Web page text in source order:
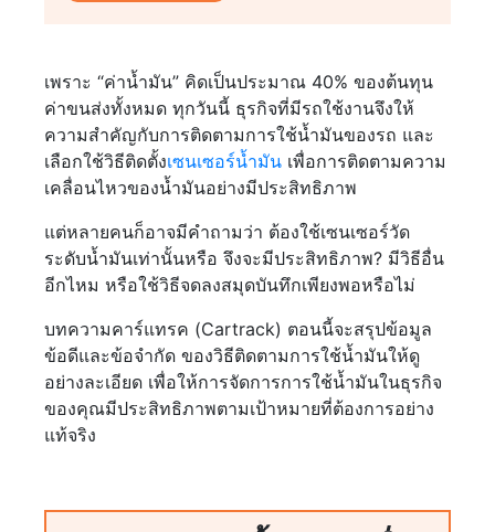
เพราะ “ค่าน้ำมัน” คิดเป็นประมาณ 40% ของต้นทุน
ค่าขนส่งทั้งหมด ทุกวันนี้ ธุรกิจที่มีรถใช้งานจึงให้
ความสำคัญกับการติดตามการใช้น้ำมันของรถ และ
เลือกใช้วิธีติดตั้งเซนเซอร์น้ำมัน เพื่อการติดตามความ
เคลื่อนไหวของน้ำมันอย่างมีประสิทธิภาพ
แต่หลายคนก็อาจมีคำถามว่า ต้องใช้เซนเซอร์วัด
ระดับน้ำมันเท่านั้นหรือ จึงจะมีประสิทธิภาพ? มีวิธีอื่น
อีกไหม หรือใช้วิธีจดลงสมุดบันทึกเพียงพอหรือไม่
บทความคาร์แทรค (Cartrack) ตอนนี้จะสรุปข้อมูล
ข้อดีและข้อจำกัด ของวิธีติดตามการใช้น้ำมันให้ดู
อย่างละเอียด เพื่อให้การจัดการการใช้น้ำมันในธุรกิจ
ของคุณมีประสิทธิภาพตามเป้าหมายที่ต้องการอย่าง
แท้จริง